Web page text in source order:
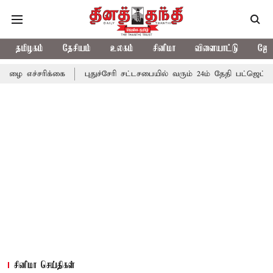
தமிழகம் தேசியம் உலகம் சினிமா விளையாட்டு
புதுச்சேரி சட்டசபையில் வரும் 24ம் தேதி பட்ஜெட் தாக்கல்
சினிமா செய்திகள்